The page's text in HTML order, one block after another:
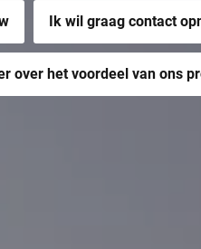
Ik wil graag contact
over het voordeel van ons